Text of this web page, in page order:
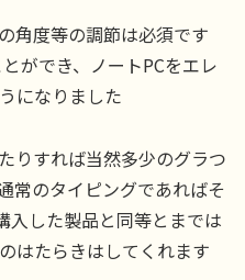
角度等の調節は必須です
ができ、ノートPCをエレ
になりました
りすれば当然多少のグラつ
常のタイピングであればそ
入した製品と同等とまでは
はたらきはしてくれます